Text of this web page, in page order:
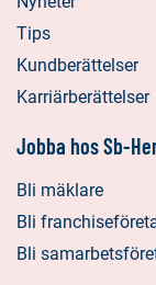
Tips
Kundberättelser
Karriärberättelser
Jobba hos Sb-
Bli mäklare
Bli
Bli